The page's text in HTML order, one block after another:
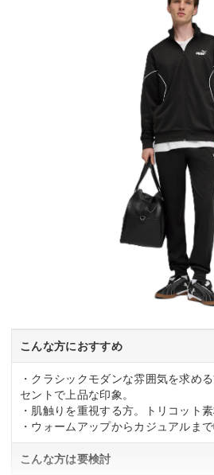
こんな方におすすめ
・クラシックモダンな雰囲気を求め
セントで上品な印象。
・肌触りを重視する方。トリコット
・ウォームアップからカジュアルま
こんな方は要検討